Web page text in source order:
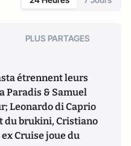
PLUS PARTAGES
étrennent leurs
Paradis & Samuel
Leonardo di Caprio
du brukini, Cristiano
Cruise joue du